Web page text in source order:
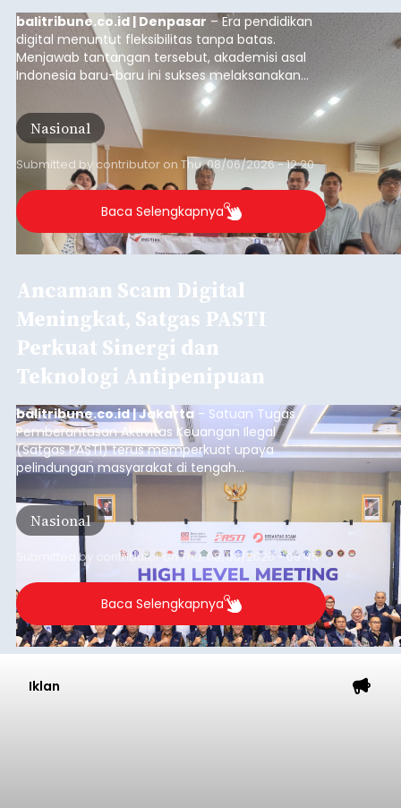
balitribune.co.id | Denpasar – Era pendidikan
digital menuntut fleksibilitas tanpa batas.
Menjawab tantangan tersebut, akademisi asal
Indonesia baru-baru ini sukses melaksanakan
program Pengabdian Kepada Masyarakat (PKM)
skala internasional di Distributed Systems
Laboratory, Okayama University, Jepang.
Nasional
Submitted by contributor on Thu, 08/06/2026 - 12:20
Baca Selengkapnya
Ancaman Scam Digital
Meningkat, Satgas PASTI
Perkuat Sinergi dan
Teknologi Antipenipuan
balitribune.co.id | Jakarta - Satuan Tugas
Pemberantasan Aktivitas Keuangan Ilegal
(Satgas PASTI) terus memperkuat upaya
pelindungan masyarakat di tengah
meningkatnya ancaman penipuan digital yang
semakin kompleks.
Nasional
Submitted by contributoronThu, 08/06/2026 - 09:45
Baca Selengkapnya
Iklan